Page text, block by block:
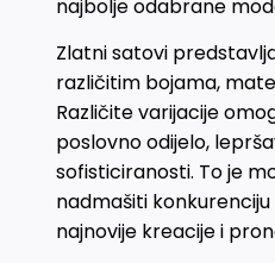
najbolje odabrane
Zlatni satovi
različitim bojama,
Različite varijacije
poslovno odijelo,
sofisticiranosti. To je
nadmašiti
najnovije kreacije i